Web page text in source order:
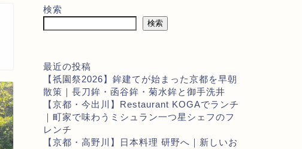
検索
検索
最近の投稿
【祇園祭2026】鉾建てが始まった京都を早朝
散策｜長刀鉾・函谷鉾・菊水鉾と御手洗井
【京都・今出川】Restaurant KOGAでランチ
｜町家で味わうミシュラン一つ星シェフのフ
レンチ
【京都・高野川】日本料理 研野へ｜新しいお